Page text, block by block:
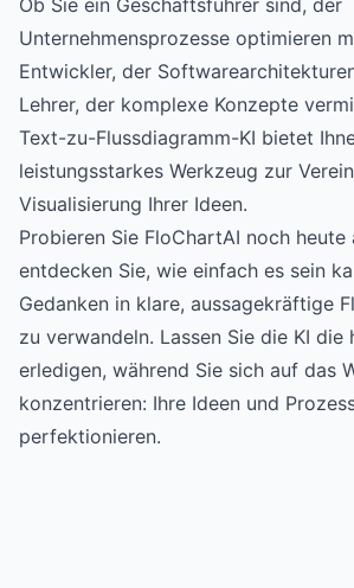
Ob Sie ein Geschäftsführer sind, der
Unternehmensprozesse optimieren
Entwickler, der
Lehrer, der komplexe Konzepte
Text-zu-Flussdiagramm-KI bietet
leistungsstarkes Werkzeug zur
Visualisierung Ihrer Ideen.
Probieren Sie FloChartAI noch heute
entdecken Sie, wie einfach es sein
Gedanken in klare, aussagekräftige
zu verwandeln. Lassen Sie die KI die
erledigen, während Sie sich auf das
konzentrieren: Ihre Ideen und
perfektionieren.